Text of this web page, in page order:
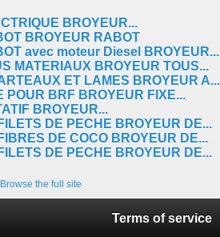
BROYEUR...
BROYEUR RABOT
BROYEUR...
BROYEUR TOUS...
BROYEUR A...
BROYEUR FIXE...
BROYEUR...
BROYEUR DE...
BROYEUR DE...
BROYEUR DE...
Browse the full site
Terms of service